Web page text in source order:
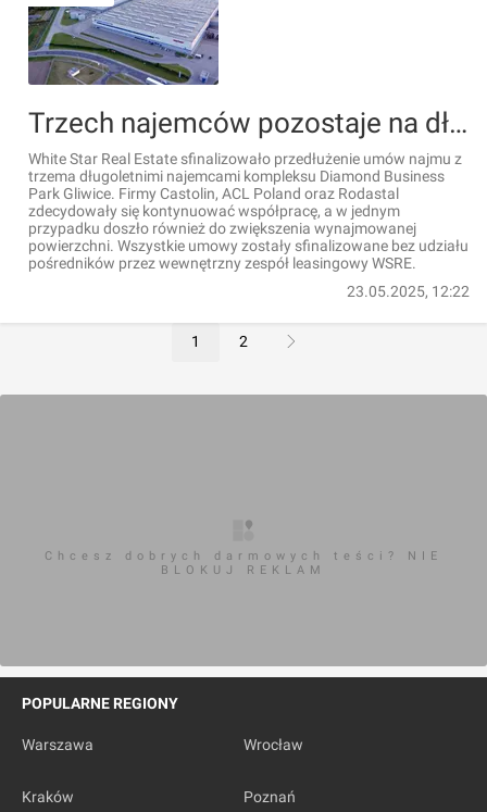
Trzech najemców pozostaje na dłużej w Diamond Business Park Gliwice
White Star Real Estate sfinalizowało przedłużenie umów najmu z
trzema długoletnimi najemcami kompleksu Diamond Business
Park Gliwice. Firmy Castolin, ACL Poland oraz Rodastal
zdecydowały się kontynuować współpracę, a w jednym
przypadku doszło również do zwiększenia wynajmowanej
powierzchni. Wszystkie umowy zostały sfinalizowane bez udziału
pośredników przez wewnętrzny zespół leasingowy WSRE.
23.05.2025, 12:22
1 2
Chcesz dobrych darmowych teści? NIE
BLOKUJ REKLAM
POPULARNE REGIONY
Warszawa Wrocław
Kraków Poznań